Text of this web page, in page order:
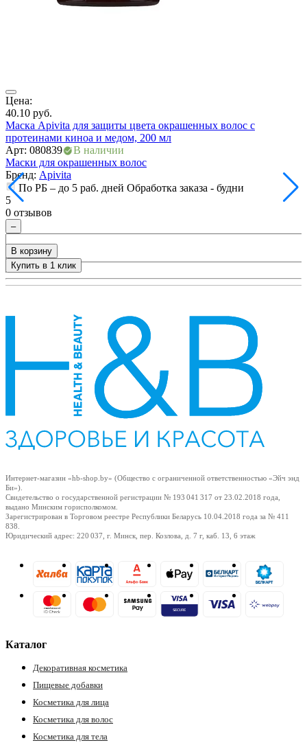
Цена:
40.10 руб.
Маска Apivita для защиты цвета окрашенных волос с
протеинами киноа и медом, 200 мл
Арт: 080839
В наличии
Маски для окрашенных волос
Бренд: Apivita
По РБ – до 5 раб. дней Обработка заказа - будни
5
0 отзывов
–
+
В корзину
Купить в 1 клик
Интернет-магазин «hb-shop.by» (Общество с ограниченной ответственностью «Эйч энд
Би»).
Свидетельство о государственной регистрации № 193 041 317 от 23.02.2018 года,
выдано Минским горисполкомом.
Зарегистрирован в Торговом реестре Республики Беларусь 10.04.2018 года за № 411
838.
Юридический адрес: 220 037, г. Минск, пер. Козлова, д. 7 г, каб. 13, 6 этаж
Каталог
Декоративная косметика
Пищевые добавки
Косметика для лица
Косметика для волос
Косметика для тела